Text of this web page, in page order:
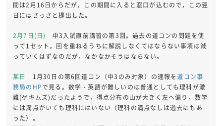
間は2月16日からだが，この期間に入ると窓口が込むので，この翌
日にはさっさと提出した。
2月7日(日)
中3入試直前講習の第3回。過去の道コンの問題を使
って1セット。回を重ねるうちに解説しなくてはならない事項は減
っていくはずなのだが，なかなかそうはならない。
某日 1月30日の第6回道コン（中3のみ対象）の速報を道コン事
務局のHPで見る。数学・英語が難しいのは普通としても理科が激
難(ゲキムズ)だったようで，得点分布の山が大きく左へ偏り，数学
には満点がいても理科にはいない（理科の満点なしは過去にもあ
った）。